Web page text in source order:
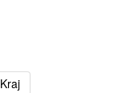
Kraj